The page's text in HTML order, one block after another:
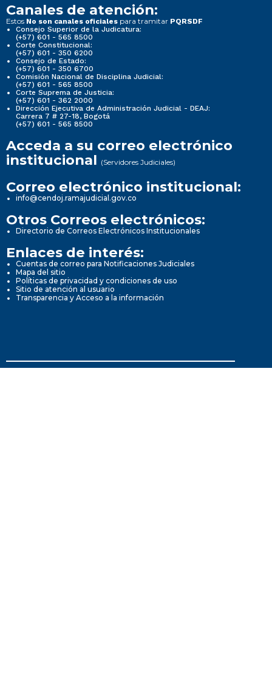
Canales de atención:
Estos No son canales oficiales para tramitar PQRSDF
Consejo Superior de la Judicatura:
(+57) 601 - 565 8500
Corte Constitucional:
(+57) 601 - 350 6200
Consejo de Estado:
(+57) 601 - 350 6700
Comisión Nacional de Disciplina Judicial:
(+57) 601 - 565 8500
Corte Suprema de Justicia:
(+57) 601 - 362 2000
Dirección Ejecutiva de Administración Judicial - DEAJ:
Carrera 7 # 27-18, Bogotá
(+57) 601 - 565 8500
Acceda a su correo electrónico
institucional (Servidores Judiciales)
Correo electrónico institucional:
info@cendoj.ramajudicial.gov.co
Otros Correos electrónicos:
Directorio de Correos Electrónicos Institucionales
Enlaces de interés:
Cuentas de correo para Notificaciones Judiciales
Mapa del sitio
Políticas de privacidad y condiciones de uso
Sitio de atención al usuario
Transparencia y Acceso a la información